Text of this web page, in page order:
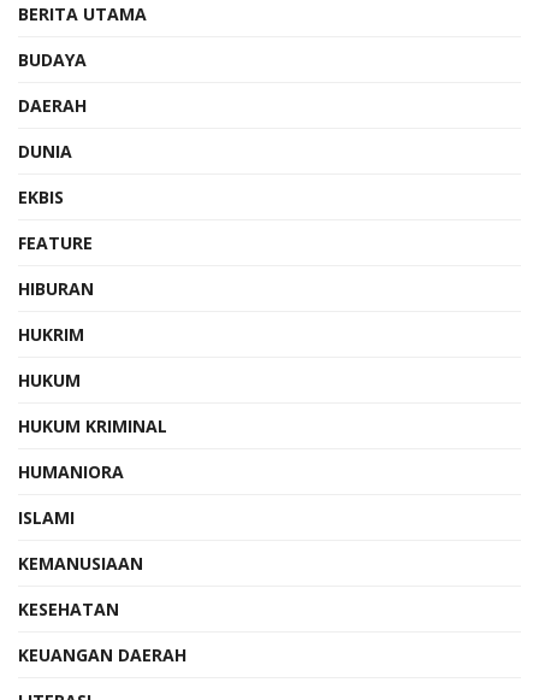
BERITA UTAMA
BUDAYA
DAERAH
DUNIA
EKBIS
FEATURE
HIBURAN
HUKRIM
HUKUM
HUKUM KRIMINAL
HUMANIORA
ISLAMI
KEMANUSIAAN
KESEHATAN
KEUANGAN DAERAH